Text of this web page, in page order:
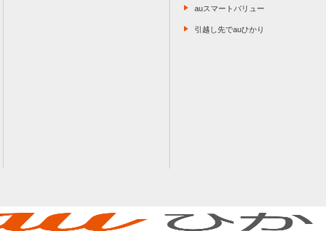
auスマートバリュー
引越し先でauひかり